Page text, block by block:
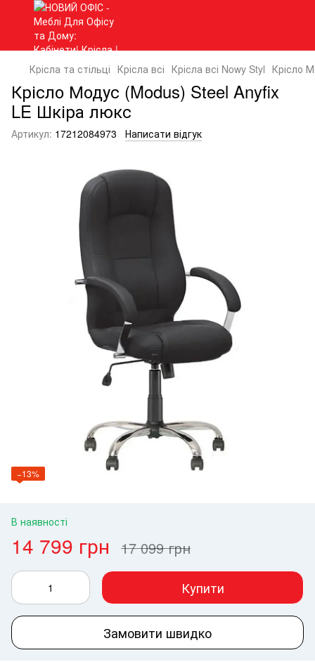
Крісла та стільці Крісла всі Крісла всі Nowy Styl Крісло
Крісло Модус (Modus) Steel Anyfix
LE Шкіра люкс
Артикул: 17212084973 Написати відгук
−13%
В наявності
14 799 грн 17 099 грн
Купити
Замовити швидко